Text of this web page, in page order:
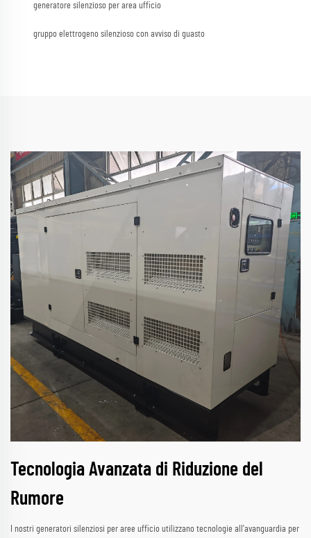
generatore silenzioso per area ufficio
gruppo elettrogeno silenzioso con avviso di guasto
Tecnologia Avanzata di Riduzione del
Rumore
I nostri generatori silenziosi per aree ufficio utilizzano tecnologie all'avanguardia per